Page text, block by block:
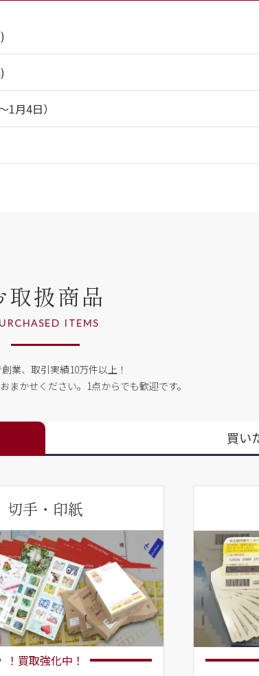
月4日）
取扱商品
ITEMS
業、取引実績10万件以上！
まかせください。 1点からでも歓迎です。
買い
切手・印紙
！買取強化中！